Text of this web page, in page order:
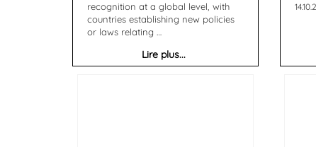
recognition at a global level, with
countries establishing new policies
or laws relating …
Lire plus...